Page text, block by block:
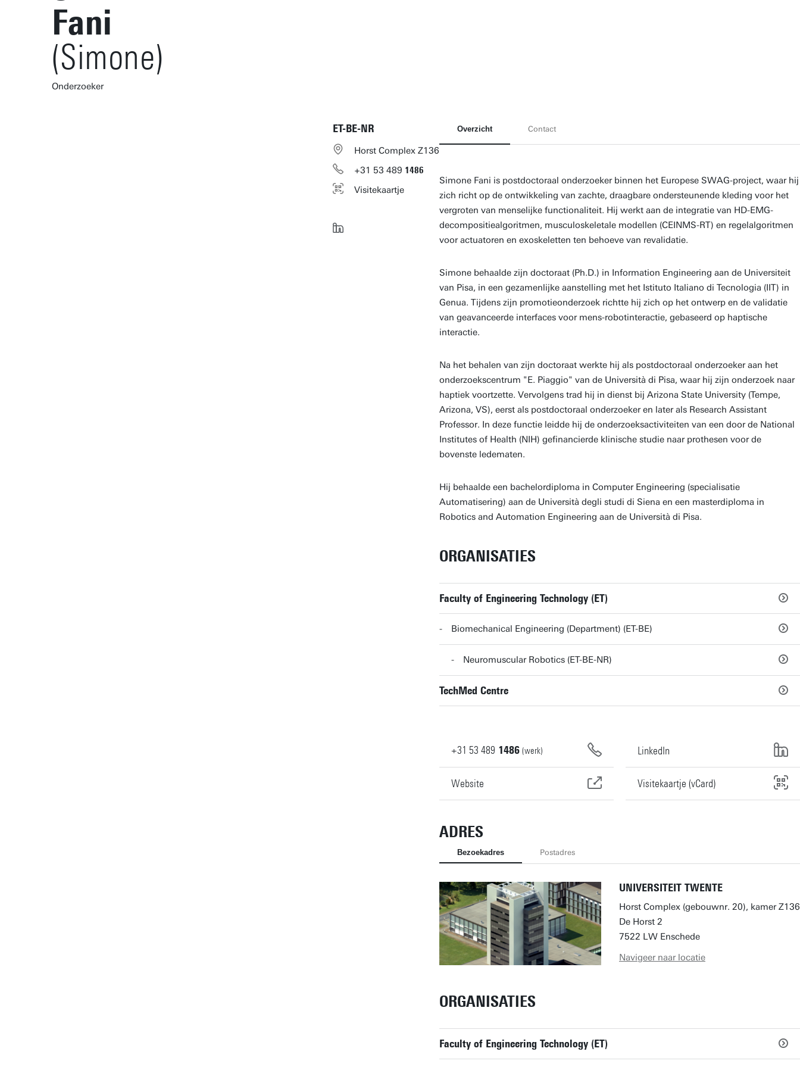
Fani
(Simone)
Onderzoeker
ET-BE-NR
Horst Complex Z136
+31 53 489 1486
Visitekaartje
Overzicht Contact
Simone Fani is postdoctoraal onderzoeker binnen het Europese SWAG-project, waar hij
zich richt op de ontwikkeling van zachte, draagbare ondersteunende kleding voor het
vergroten van menselijke functionaliteit. Hij werkt aan de integratie van HD-EMG-
decompositiealgoritmen, musculoskeletale modellen (CEINMS-RT) en regelalgoritmen
voor actuatoren en exoskeletten ten behoeve van revalidatie.
Simone behaalde zijn doctoraat (Ph.D.) in Information Engineering aan de Universiteit
van Pisa, in een gezamenlijke aanstelling met het Istituto Italiano di Tecnologia (IIT) in
Genua. Tijdens zijn promotieonderzoek richtte hij zich op het ontwerp en de validatie
van geavanceerde interfaces voor mens-robotinteractie, gebaseerd op haptische
interactie.
Na het behalen van zijn doctoraat werkte hij als postdoctoraal onderzoeker aan het
onderzoekscentrum "E. Piaggio" van de Università di Pisa, waar hij zijn onderzoek naar
haptiek voortzette. Vervolgens trad hij in dienst bij Arizona State University (Tempe,
Arizona, VS), eerst als postdoctoraal onderzoeker en later als Research Assistant
Professor. In deze functie leidde hij de onderzoeksactiviteiten van een door de National
Institutes of Health (NIH) gefinancierde klinische studie naar prothesen voor de
bovenste ledematen.
Hij behaalde een bachelordiploma in Computer Engineering (specialisatie
Automatisering) aan de Università degli studi di Siena en een masterdiploma in
Robotics and Automation Engineering aan de Università di Pisa.
ORGANISATIES
Faculty of Engineering Technology (ET)
Biomechanical Engineering (Department) (ET-BE)
Neuromuscular Robotics (ET-BE-NR)
TechMed Centre
+31 53 489 1486 (werk)
Website
LinkedIn
Visitekaartje (vCard)
ADRES
Bezoekadres Postadres
UNIVERSITEIT TWENTE
Horst Complex (gebouwnr. 20), kamer Z136
De Horst 2
7522 LW Enschede
Navigeer naar locatie
ORGANISATIES
Faculty of Engineering Technology (ET)